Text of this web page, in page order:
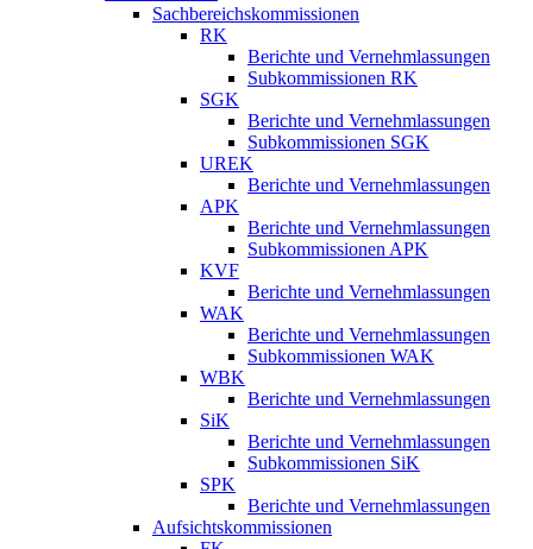
Sachbereichskommissionen
RK
Berichte und Vernehmlassungen
Subkommissionen RK
SGK
Berichte und Vernehmlassungen
Subkommissionen SGK
UREK
Berichte und Vernehmlassungen
APK
Berichte und Vernehmlassungen
Subkommissionen APK
KVF
Berichte und Vernehmlassungen
WAK
Berichte und Vernehmlassungen
Subkommissionen WAK
WBK
Berichte und Vernehmlassungen
SiK
Berichte und Vernehmlassungen
Subkommissionen SiK
SPK
Berichte und Vernehmlassungen
Aufsichtskommissionen